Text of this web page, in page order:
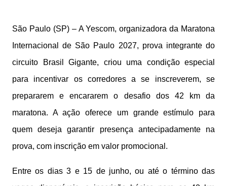
São Paulo (SP) – A Yescom, organizadora da Maratona
Internacional de São Paulo 2027, prova integrante do
circuito Brasil Gigante, criou uma condição especial
para incentivar os corredores a se inscreverem, se
prepararem e encararem o desafio dos 42 km da
maratona. A ação oferece um grande estímulo para
quem deseja garantir presença antecipadamente na
prova, com inscrição em valor promocional.
Entre os dias 3 e 15 de junho, ou até o término das